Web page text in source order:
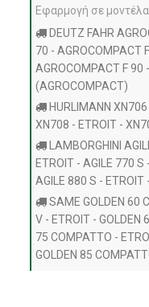
Εφαρμογή σε μοντέλα
DEUTZ FAHR
70 - AGROCOMPACT
AGROCOMPACT F 90
(AGROCOMPACT)
HURLIMANN
XN708 - ETROIT -
LAMBORGHINI
ETROIT - AGILE 770
AGILE 880 S - ETROIT
SAME GOLDEN 60
V - ETROIT - GOLDEN
75 COMPATTO -
GOLDEN 85